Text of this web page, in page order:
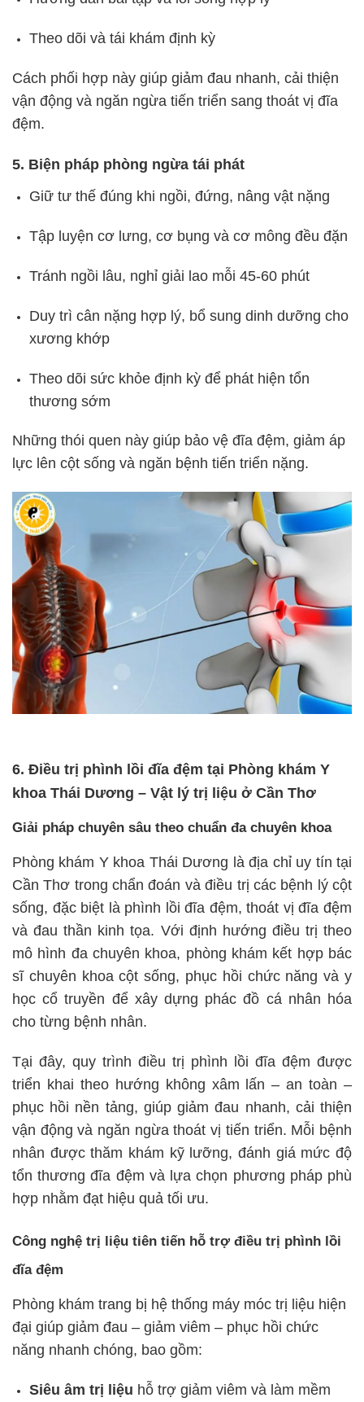
Theo dõi và tái khám định kỳ
Cách phối hợp này giúp giảm đau nhanh, cải thiện
vận động và ngăn ngừa tiến triển sang thoát vị đĩa
đệm.
5. Biện pháp phòng ngừa tái phát
Giữ tư thế đúng khi ngồi, đứng, nâng vật nặng
Tập luyện cơ lưng, cơ bụng và cơ mông đều đặn
Tránh ngồi lâu, nghỉ giải lao mỗi 45-60 phút
Duy trì cân nặng hợp lý, bổ sung dinh dưỡng cho
xương khớp
Theo dõi sức khỏe định kỳ để phát hiện tổn
thương sớm
Những thói quen này giúp bảo vệ đĩa đệm, giảm áp
lực lên cột sống và ngăn bệnh tiến triển nặng.
6. Điều trị phình lồi đĩa đệm tại Phòng khám Y
khoa Thái Dương – Vật lý trị liệu ở Cần Thơ
Giải pháp chuyên sâu theo chuẩn đa chuyên khoa
Phòng khám Y khoa Thái Dương là địa chỉ uy tín tại
Cần Thơ trong chẩn đoán và điều trị các bệnh lý cột
sống, đặc biệt là phình lồi đĩa đệm, thoát vị đĩa đệm
và đau thần kinh tọa. Với định hướng điều trị theo
mô hình đa chuyên khoa, phòng khám kết hợp bác
sĩ chuyên khoa cột sống, phục hồi chức năng và y
học cổ truyền để xây dựng phác đồ cá nhân hóa
cho từng bệnh nhân.
Tại đây, quy trình điều trị phình lồi đĩa đệm được
triển khai theo hướng không xâm lấn – an toàn –
phục hồi nền tảng, giúp giảm đau nhanh, cải thiện
vận động và ngăn ngừa thoát vị tiến triển. Mỗi bệnh
nhân được thăm khám kỹ lưỡng, đánh giá mức độ
tổn thương đĩa đệm và lựa chọn phương pháp phù
hợp nhằm đạt hiệu quả tối ưu.
Công nghệ trị liệu tiên tiến hỗ trợ điều trị phình lồi
đĩa đệm
Phòng khám trang bị hệ thống máy móc trị liệu hiện
đại giúp giảm đau – giảm viêm – phục hồi chức
năng nhanh chóng, bao gồm:
Siêu âm trị liệu hỗ trợ giảm viêm và làm mềm